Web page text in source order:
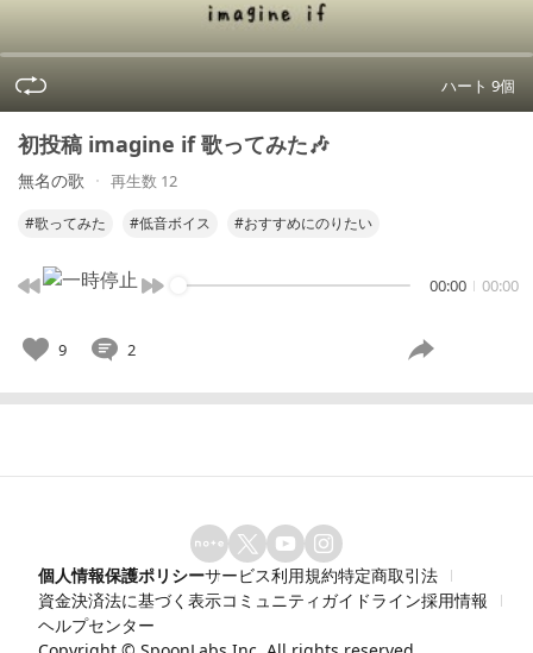
ハート 9個
初投稿 imagine if 歌ってみた🎶
無名の歌 再生数 12
#歌ってみた #低音ボイス #おすすめにのりたい
00:00 00:00
9 2
個人情報保護ポリシーサービス利用規約特定商取引法
資金決済法に基づく表示コミュニティガイドライン採用情報
ヘルプセンター